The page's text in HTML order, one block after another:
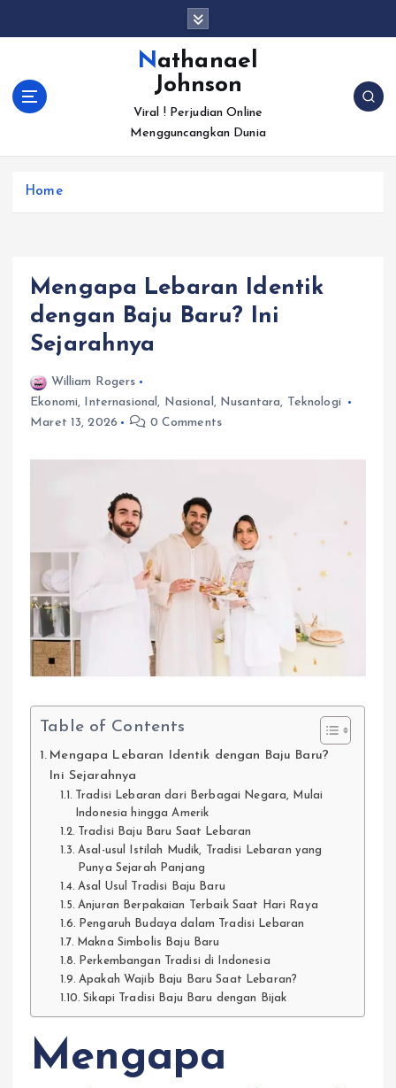
Nathanael
Johnson
Viral ! Perjudian Online
Mengguncangkan Dunia
Home
Mengapa Lebaran Identik
dengan Baju Baru? Ini
Sejarahnya
William Rogers
Ekonomi, Internasional , Nasional , Nusantara, Teknologi
Maret 13, 2026
0 Comments
Table of Contents
Mengapa Lebaran Identik dengan Baju Baru?
Ini Sejarahnya
Tradisi Lebaran dari Berbagai Negara, Mulai
Indonesia hingga Amerik
Tradisi Baju Baru Saat Lebaran
Asal-usul Istilah Mudik, Tradisi Lebaran yang
Punya Sejarah Panjang
Asal Usul Tradisi Baju Baru
Anjuran Berpakaian Terbaik Saat Hari Raya
Pengaruh Budaya dalam Tradisi Lebaran
Makna Simbolis Baju Baru
Perkembangan Tradisi di Indonesia
Apakah Wajib Baju Baru Saat Lebaran?
Sikapi Tradisi Baju Baru dengan Bijak
Mengapa